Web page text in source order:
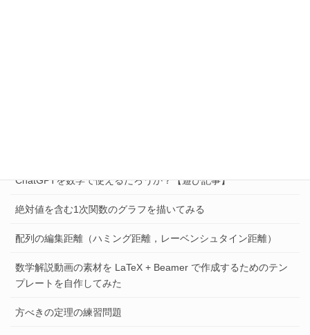
ChatGPTを数学で使えるだろうか？【遊び記事】
絶対値を含む1次関数のグラフを描いてみる
配列の編集距離（ハミング距離，レーベンシュタイン距離）
数学解説動画の素材を LaTeX + Beamer で作成するためのテン
プレートを自作してみた
方べきの定理の練習問題